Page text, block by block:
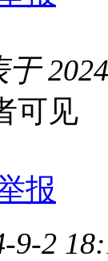
可见
报
9-2